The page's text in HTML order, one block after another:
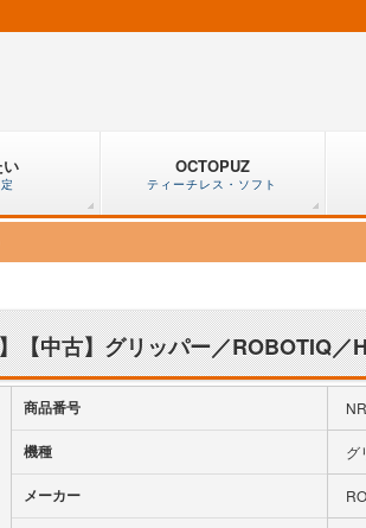
OCTOPUZ
ティーチレス・ソフト
中古】グリッパー／ROBOTIQ／
商品番号
機種 グ
メーカー